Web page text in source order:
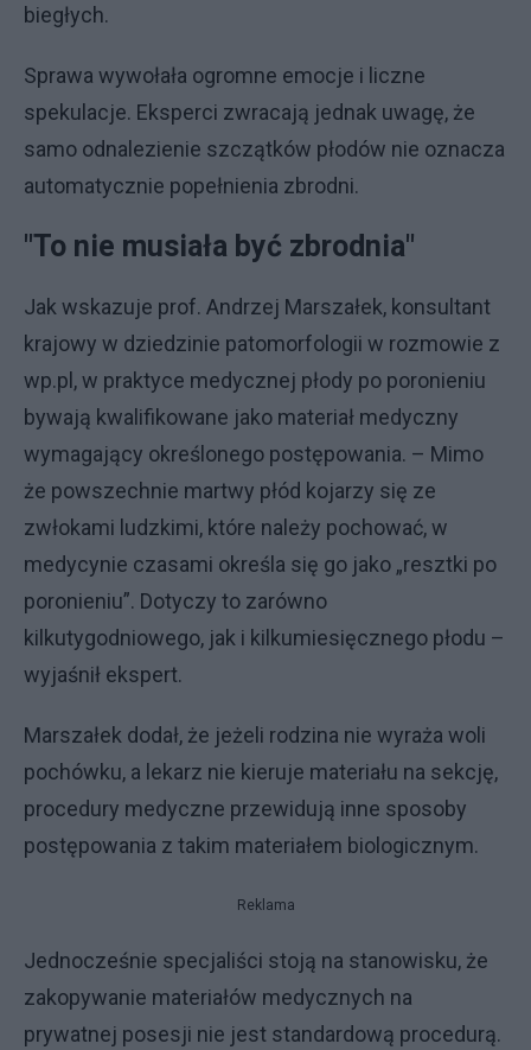
biegłych.
Sprawa wywołała ogromne emocje i liczne
spekulacje. Eksperci zwracają jednak uwagę, że
samo odnalezienie szczątków płodów nie oznacza
automatycznie popełnienia zbrodni.
"To nie musiała być zbrodnia"
Jak wskazuje prof. Andrzej Marszałek, konsultant
krajowy w dziedzinie patomorfologii w rozmowie z
wp.pl, w praktyce medycznej płody po poronieniu
bywają kwalifikowane jako materiał medyczny
wymagający określonego postępowania. – Mimo
że powszechnie martwy płód kojarzy się ze
zwłokami ludzkimi, które należy pochować, w
medycynie czasami określa się go jako „resztki po
poronieniu”. Dotyczy to zarówno
kilkutygodniowego, jak i kilkumiesięcznego płodu –
wyjaśnił ekspert.
Marszałek dodał, że jeżeli rodzina nie wyraża woli
pochówku, a lekarz nie kieruje materiału na sekcję,
procedury medyczne przewidują inne sposoby
postępowania z takim materiałem biologicznym.
Reklama
Jednocześnie specjaliści stoją na stanowisku, że
zakopywanie materiałów medycznych na
prywatnej posesji nie jest standardową procedurą.